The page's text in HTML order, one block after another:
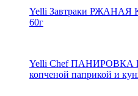
Yelli Завтраки РЖАНАЯ
60г
Yelli Chef ПАНИРОВКА
копченой паприкой и